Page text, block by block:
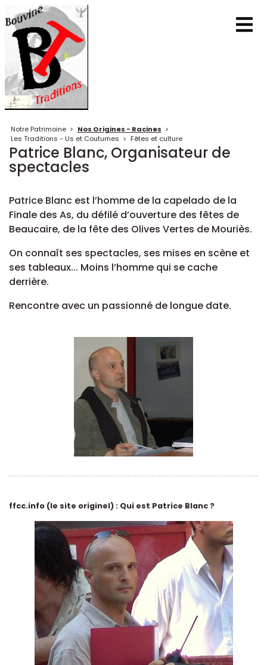
Notre Patrimoine > Nos Origines - Racines >
Les Traditions - Us et Coutumes > Fêtes et culture
Patrice Blanc, Organisateur de
spectacles
Patrice Blanc est l’homme de la capelado de la
Finale des As, du défilé d’ouverture des fêtes de
Beaucaire, de la fête des Olives Vertes de Mouriès.
On connaît ses spectacles, ses mises en scène et
ses tableaux... Moins l’homme qui se cache
derrière.
Rencontre avec un passionné de longue date.
ffcc.info (le site originel) : Qui est Patrice Blanc ?